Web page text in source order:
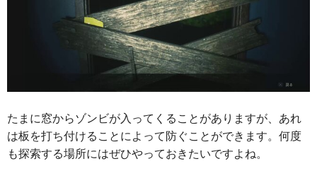
たまに窓からゾンビが入ってくることがありますが、あれ
は板を打ち付けることによって防ぐことができます。何度
も探索する場所にはぜひやっておきたいですよね。